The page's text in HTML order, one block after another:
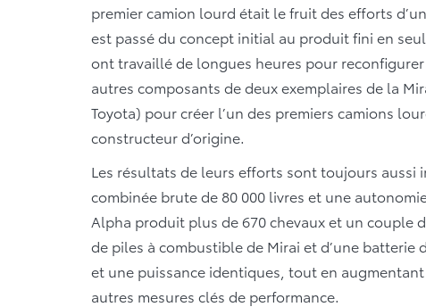
premier camion lourd était le fruit des efforts
est passé du concept initial au produit fini en
ont travaillé de longues heures pour
autres composants de deux exemplaires de la
Toyota) pour créer l’un des premiers camions
constructeur d’origine.
Les résultats de leurs efforts sont toujours aussi
combinée brute de 80 000 livres et une
Alpha produit plus de 670 chevaux et un couple
de piles à combustible de Mirai et d’une batterie
et une puissance identiques, tout en
autres mesures clés de performance.